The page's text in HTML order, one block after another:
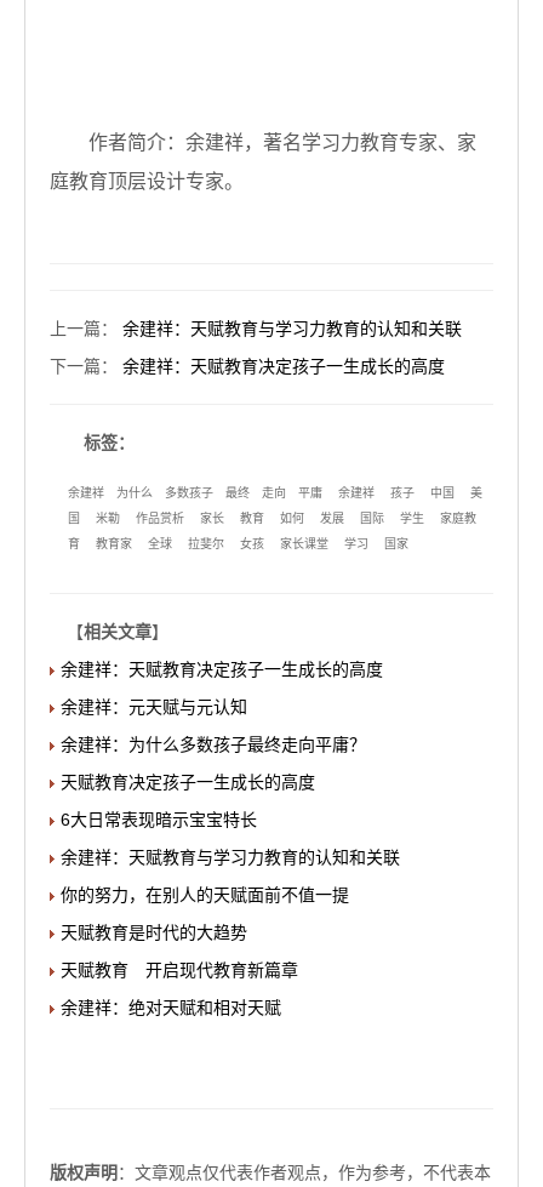
作者简介：余建祥，著名学习力教育专家、家
庭教育顶层设计专家。
上一篇： 余建祥：天赋教育与学习力教育的认知和关联
下一篇： 余建祥：天赋教育决定孩子一生成长的高度
标签：
余建祥 为什么 多数孩子 最终 走向 平庸 余建祥 孩子 中国
美
国
米勒 作品赏析 家长 教育 如何 发展 国际 学生
家庭教
育
教育家 全球 拉斐尔 女孩 家长课堂 学习 国家
【相关文章】
余建祥：天赋教育决定孩子一生成长的高度
余建祥：元天赋与元认知
余建祥：为什么多数孩子最终走向平庸？
天赋教育决定孩子一生成长的高度
6大日常表现暗示宝宝特长
余建祥：天赋教育与学习力教育的认知和关联
你的努力，在别人的天赋面前不值一提
天赋教育是时代的大趋势
天赋教育 开启现代教育新篇章
余建祥：绝对天赋和相对天赋
版权声明 ：文章观点仅代表作者观点，作为参考，不代表本